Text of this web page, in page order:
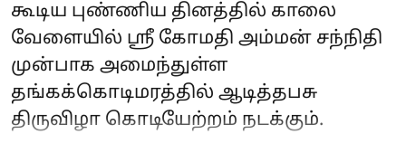
கூடிய புண்ணிய தினத்தில் காலை
வேளையில் ஸ்ரீ கோமதி அம்மன் சந்நிதி
முன்பாக அமைந்துள்ள
தங்கக்கொடிமரத்தில் ஆடித்தபசு
திருவிழா கொடியேற்றம் நடக்கும்.